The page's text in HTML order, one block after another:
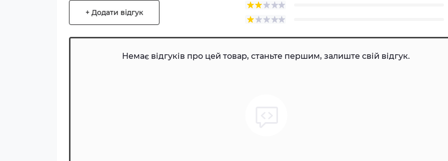
+ Додати відгук
Немає відгуків про цей товар, станьте першим, залиште свій відгук.